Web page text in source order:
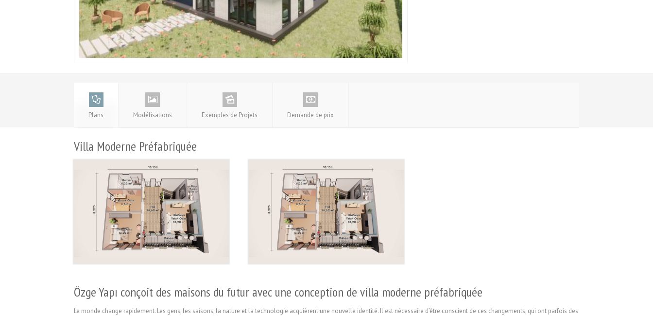
Plans Modélisations Exemples de Projets Demande de prix
Villa Moderne Préfabriquée
Özge Yapı conçoit des maisons du futur avec une conception de villa moderne préfabriquée
Le monde change rapidement. Les gens, les saisons, la nature et la technologie acquièrent une nouvelle identité. Il est nécessaire d’être conscient de ces changements, qui ont parfois des